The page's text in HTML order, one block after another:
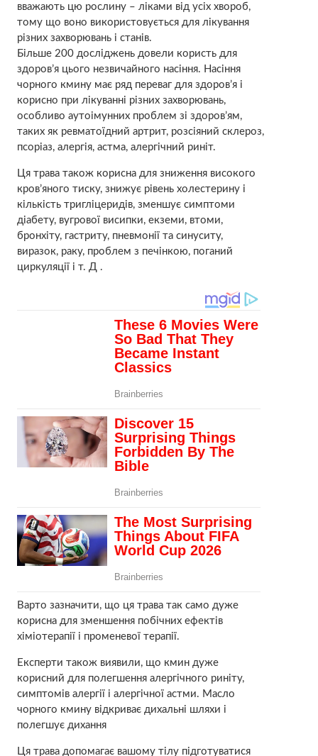
вважають цю рослину – ліками від усіх хвороб,
тому що воно використовується для лікування
різних захворювань і станів.
Більше 200 досліджень довели користь для
здоров’я цього незвичайного насіння. Насіння
чорного кмину має ряд переваг для здоров’я і
корисно при лікуванні різних захворювань,
особливо аутоімунних проблем зі здоров’ям,
таких як ревматоїдний артрит, розсіяний склероз,
псоріаз, алергія, астма, алергічний риніт.
Ця трава також корисна для зниження високого
кров’яного тиску, знижує рівень холестерину і
кількість тригліцеридів, зменшує симптоми
діабету, вугрової висипки, екземи, втоми,
бронхіту, гастриту, пневмонії та синуситу,
виразок, раку, проблем з печінкою, поганий
циркуляції і т. Д .
Варто зазначити, що ця трава так само дуже
корисна для зменшення побічних ефектів
хіміотерапії і променевої терапії.
Експерти також виявили, що кмин дуже
корисний для полегшення алергічного риніту,
симптомів алергії і алергічної астми. Масло
чорного кмину відкриває дихальні шляхи і
полегшує дихання
Ця трава допомагає вашому тілу підготуватися